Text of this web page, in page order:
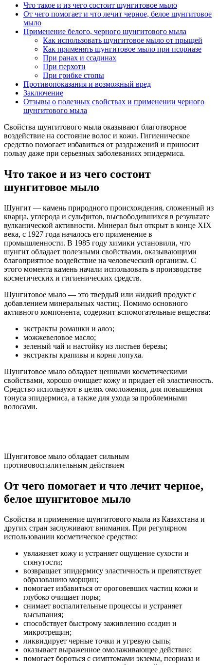
Что такое и из чего состоит шунгитовое мыло
От чего помогает и что лечит черное, белое шунгитовое
мыло
Применение белого, черного шунгитового мыла
Как использовать шунгитовое мыло от прыщей
Как применять шунгитовое мыло при псориазе
При ранах и ссадинах
При перхоти
При грибке стопы
Противопоказания и возможный вред
Заключение
Отзывы о полезных свойствах и применении черного
шунгитового мыла
Свойства шунгитового мыла оказывают благотворное
воздействие на состояние волос и кожи. Гигиеническое
средство помогает избавиться от раздражений и приносит
пользу даже при серьезных заболеваниях эпидермиса.
Что такое и из чего состоит
шунгитовое мыло
Шунгит — камень природного происхождения, сложенный из
кварца, углерода и сульфитов, высвободившихся в результате
вулканической активности. Минерал был открыт в конце XIX
века, с 1927 года началось его применение в
промышленности. В 1985 году химики установили, что
шунгит обладает полезными свойствами, оказывающими
благоприятное воздействие на человеческий организм. С
этого момента камень начали использовать в производстве
косметических и гигиенических средств.
Шунгитовое мыло — это твердый или жидкий продукт с
добавлением минеральных частиц. Помимо основного
активного компонента, содержит вспомогательные вещества:
экстракты ромашки и алоэ;
можжевеловое масло;
зеленый чай и настойку из листьев березы;
экстракты крапивы и корня лопуха.
Шунгитовое мыло обладает ценными косметическими
свойствами, хорошо очищает кожу и придает ей эластичность.
Средство используют в целях омоложения, для повышения
тонуса эпидермиса, а также для ухода за проблемными
волосами.
Шунгитовое мыло обладает сильным
противовоспалительным действием
От чего помогает и что лечит черное,
белое шунгитовое мыло
Свойства и применение шунгитового мыла из Казахстана и
других стран заслуживают внимания. При регулярном
использовании косметическое средство:
увлажняет кожу и устраняет ощущение сухости и
стянутости;
возвращает эпидермису эластичность и препятствует
образованию морщин;
помогает избавиться от ороговевших частиц кожи и
глубоко очищает поры;
снимает воспалительные процессы и устраняет
высыпания;
способствует быстрому заживлению ссадин и
микротрещин;
ликвидирует черные точки и угревую сыпь;
оказывает выраженное омолаживающее действие;
помогает бороться с симптомами экземы, псориаза и